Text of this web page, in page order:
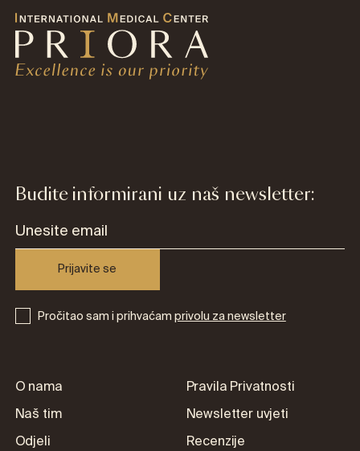
Budite informirani uz naš newsletter:
Prijavite se
Pročitao sam i prihvaćamprivolu za newsletter
O nama
Naš tim
Odjeli
Pravila Privatnosti
Newsletter uvjeti
Recenzije